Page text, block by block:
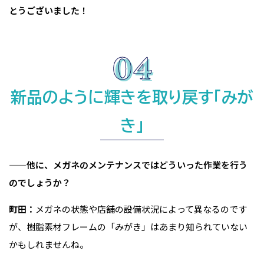
とうございました！
新品のように輝きを取り戻す「みが
き」
——他に、メガネのメンテナンスではどういった作業を行う
のでしょうか？
町田： メガネの状態や店舗の設備状況によって異なるのです
が、樹脂素材フレームの「みがき」はあまり知られていない
かもしれませんね。